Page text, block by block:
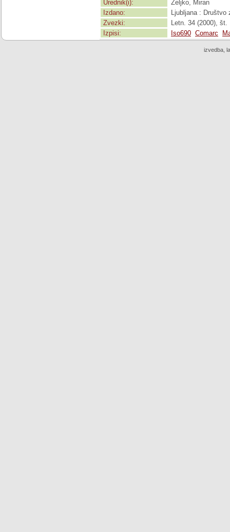
Urednik(i):
Željko, Miran
Izdano:
Ljubljana : Društvo
Zvezki:
Letn. 34 (2000), št.
Izpisi:
Iso690 Comarc
izvedba,